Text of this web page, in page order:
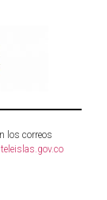
los correos